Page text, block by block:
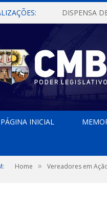
PÁGINA INICIAL
Home » Vereadores em